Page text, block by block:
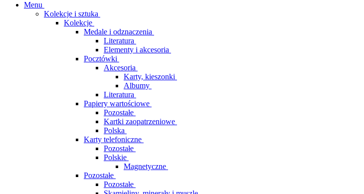
Menu
Kolekcje i sztuka
Kolekcje
Medale i odznaczenia
Literatura
Elementy i akcesoria
Pocztówki
Akcesoria
Karty, kieszonki
Albumy
Literatura
Papiery wartościowe
Pozostałe
Kartki zaopatrzeniowe
Polska
Karty telefoniczne
Pozostałe
Polskie
Magnetyczne
Pozostałe
Pozostałe